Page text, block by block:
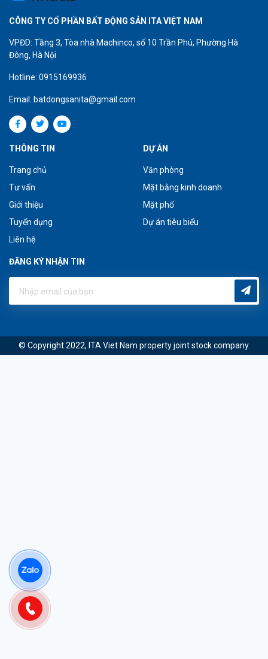
CÔNG TY CỔ PHẦN BẤT ĐỘNG SẢN ITA VIỆT NAM
VPĐD: Tầng 3, Tòa nhà Machinco, số 10 Trần Phú, Phường Hà
Đông, Hà Nội
Hotline: 0915169936
Email: batdongsanita@gmail.com
THÔNG TIN
Trang chủ
Tư vấn
Giới thiệu
Tuyển dụng
Liên hệ
DỰ ÁN
Văn phòng
Mặt bằng kinh doanh
Mặt phố
Dự án tiêu biểu
ĐĂNG KÝ NHẬN TIN
© Copyright 2022, ITA Viet Nam property joint stock company.